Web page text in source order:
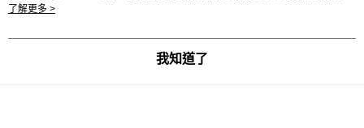
用條款之 Cookie 聲明使用 cookie。
了解更多 >
我知道了